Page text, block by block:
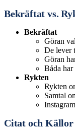
Bekräftat vs.
Bekräftat
Göran
De lever
Göran
Båda
Rykten
Rykten
Samtal
Citat och Källor